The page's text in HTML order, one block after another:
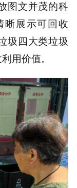
图文并茂的科
晰展示可回收
圾四大类垃圾
用价值。